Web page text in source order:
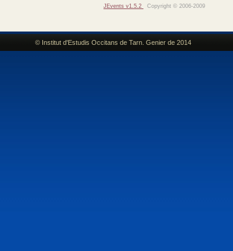
JEvents v1.5.2 Copyright © 2006-2009
© Institut d'Estudis Occitans de Tarn. Genier de 2014